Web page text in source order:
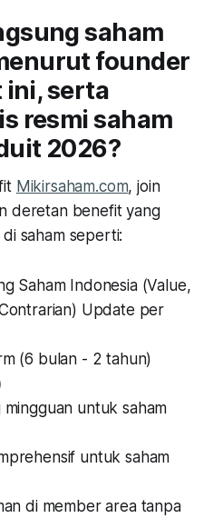
saham
founder
serta
resmi saham
2026?
Mikirsaham.com, join
deretan benefit yang
saham seperti:
Saham Indonesia (Value,
Update per
(6 bulan - 2 tahun)
untuk saham
untuk saham
di member area tanpa